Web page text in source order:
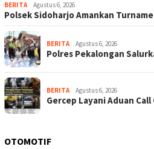
BERITA Agustus 6, 2026
Polsek Sidoharjo Amankan
BERITA Agustus 6, 2026
Polres Pekalongan
BERITA Agustus 6, 2026
Gercep Layani Aduan
OTOMOTIF